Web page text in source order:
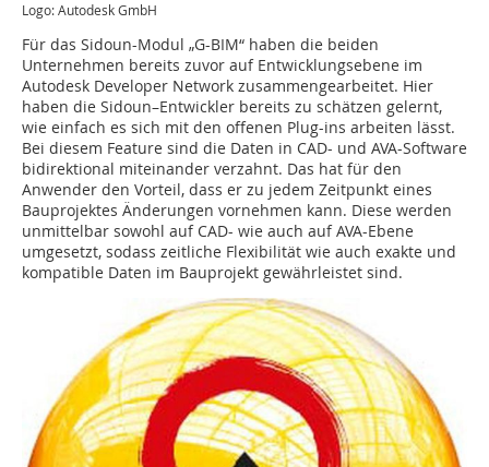
Logo: Autodesk GmbH
Für das Sidoun-Modul „G-BIM“ haben die beiden
Unternehmen bereits zuvor auf Entwicklungsebene im
Autodesk Developer Network zusammengearbeitet. Hier
haben die Sidoun–Entwickler bereits zu schätzen gelernt,
wie einfach es sich mit den offenen Plug-ins arbeiten lässt.
Bei diesem Feature sind die Daten in CAD- und AVA-Software
bidirektional miteinander verzahnt. Das hat für den
Anwender den Vorteil, dass er zu jedem Zeitpunkt eines
Bauprojektes Änderungen vornehmen kann. Diese werden
unmittelbar sowohl auf CAD- wie auch auf AVA-Ebene
umgesetzt, sodass zeitliche Flexibilität wie auch exakte und
kompatible Daten im Bauprojekt gewährleistet sind.